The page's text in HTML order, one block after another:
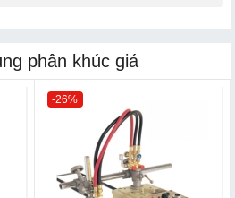
phân khúc giá
-26%